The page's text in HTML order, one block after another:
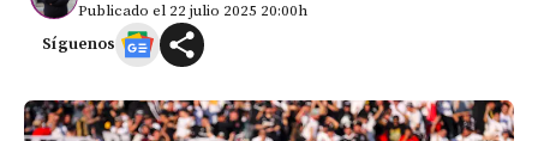
Publicado el 22 julio 2025 20:00h
Síguenos